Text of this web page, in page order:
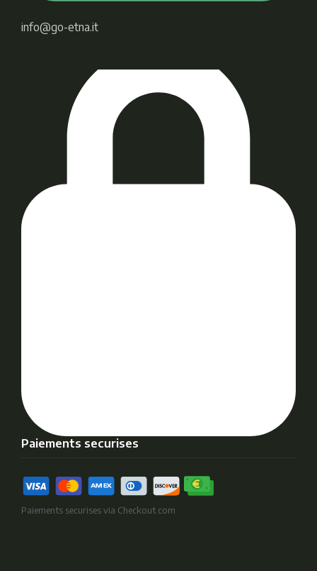
info@go-etna.it
Paiements securises
Paiements securises via Checkout.com